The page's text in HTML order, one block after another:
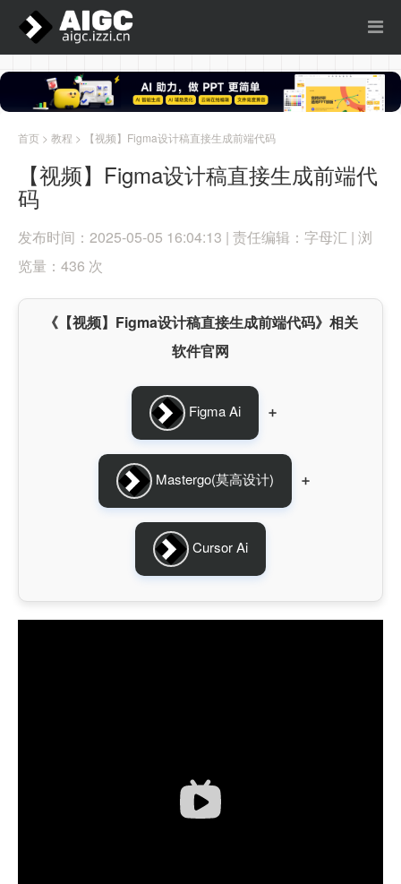
首页 > 教程 > 【视频】Figma设计稿直接生成前端代码
【视频】Figma设计稿直接生成前端代
码
发布时间：2025-05-05 16:04:13 | 责任编辑：字母汇 | 浏
览量：436 次
《【视频】Figma设计稿直接生成前端代码》相关
软件官网
Figma Ai ➕
Mastergo(莫高设计) ➕
Cursor Ai